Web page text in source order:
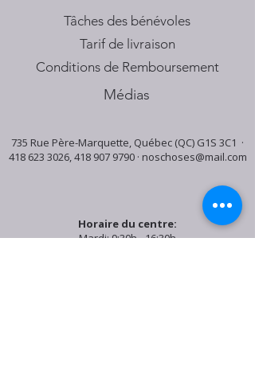
Tâches des bénévoles
Tarif de livraison
Conditions de Remboursement
Médias
735 Rue Père-Marquette, Québec (QC) G1S 3C1 ·
418 623 3026,418 907 9790· noschoses@mail.com
Horaire du centre:
Mardi: 9:30h - 16:30h